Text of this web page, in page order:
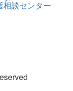
相談センター